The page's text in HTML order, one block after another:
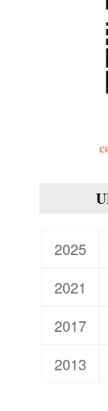
2025
2021
2017
2013